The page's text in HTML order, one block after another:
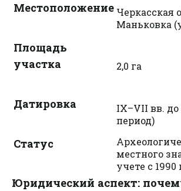
Местоположение Черкасская
Маньковка
Площадь
участка
2,0 га
Датировка
IX–VII вв. до
период)
Статус
местного
учете с 1990
Юридический аспект: